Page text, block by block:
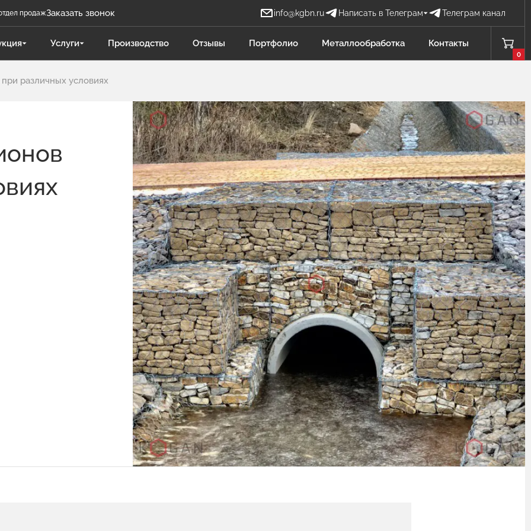
продажЗаказать звонок info@kgbn.ru Написать в Телеграм Телеграм канал
Задать вопрос БН Бова Наталья
Отдел продаж
ПС Поликарпова Светлана
Отдел продаж
СВ Садков Владимир
Отдел продаж Защита от БПЛА
ЧД Чукова Дарья
Отдел продаж Гидравлика
ЛЮ Личагина Юлия
Отдел продаж Металлообработка
Услуги Производство Отзывы Портфолио Металлообработка Контакты
0
различных условиях